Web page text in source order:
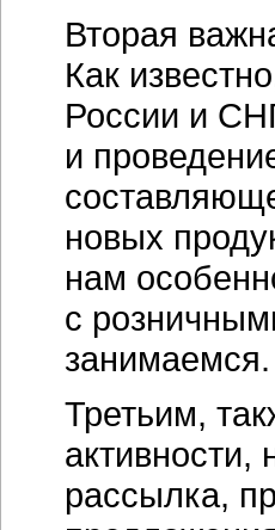
Вторая
Как
России и
и
новых
нам
с
занимаемся.
Третьим,
рассылка,